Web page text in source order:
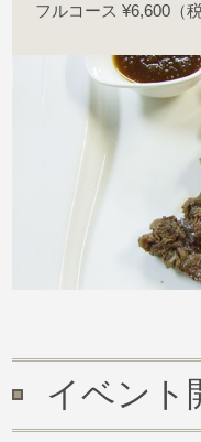
フルコース ¥6,600（税
イベント